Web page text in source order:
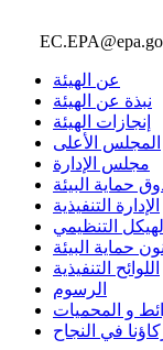
عن الهيئة
نبذة عن الهيئة
إنجازات الهيئة
المجلس الأعلى
مجلس الإدارة
حماية البيئة
الإدارة التنفيذية
الهيكل التنظيمي
حماية البيئة
اللوائح التنفيذية
الرسوم
و المحميات
في النجاح